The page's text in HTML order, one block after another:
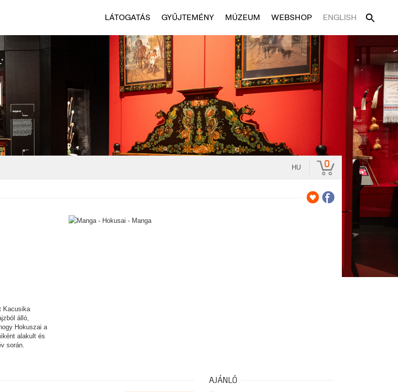
LÁTOGATÁS GYŰJTEMÉNY MÚZEUM WEBSHOP ENGLISH
HU 0
Kacusika
álló,
Hokuszai a
alakult és
során.
AJÁNLÓ